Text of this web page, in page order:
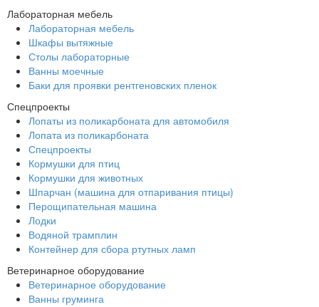
Лабораторная мебель
Лабораторная мебель
Шкафы вытяжные
Столы лабораторные
Ванны моечные
Баки для проявки рентгеновских пленок
Спецпроекты
Лопаты из поликарбоната для автомобиля
Лопата из поликарбоната
Спецпроекты
Кормушки для птиц
Кормушки для животных
Шпарчан (машина для отпаривания птицы)
Перощипательная машина
Лодки
Водяной трамплин
Контейнер для сбора ртутных ламп
Ветеринарное оборудование
Ветеринарное оборудование
Ванны груминга